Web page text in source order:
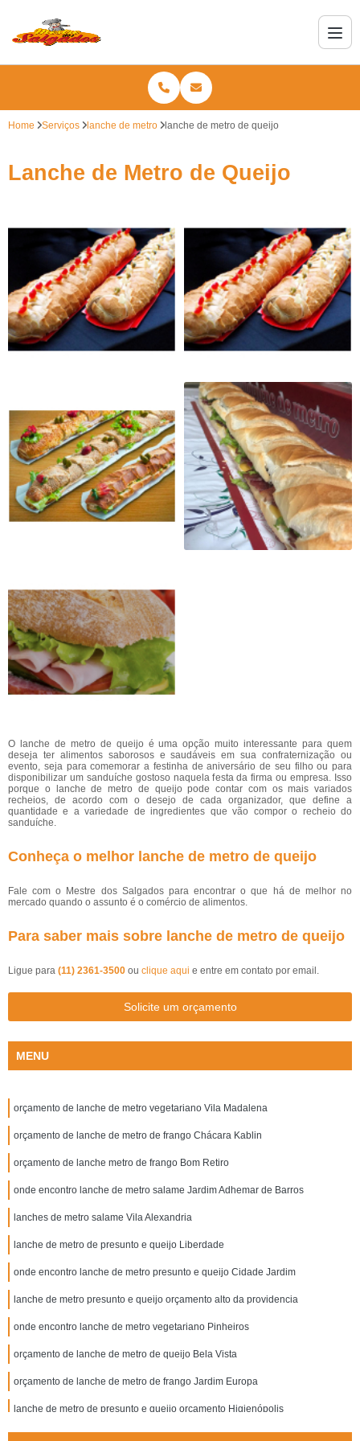
Home Serviços lanche de metro lanche de metro de queijo
Lanche de Metro de Queijo
O lanche de metro de queijo é uma opção muito interessante para quem
deseja ter alimentos saborosos e saudáveis em sua confraternização ou
evento, seja para comemorar a festinha de aniversário de seu filho ou para
disponibilizar um sanduíche gostoso naquela festa da firma ou empresa. Isso
porque o lanche de metro de queijo pode contar com os mais variados
recheios, de acordo com o desejo de cada organizador, que define a
quantidade e a variedade de ingredientes que vão compor o recheio do
sanduíche.
Conheça o melhor lanche de metro de queijo
Fale com o Mestre dos Salgados para encontrar o que há de melhor no
mercado quando o assunto é o comércio de alimentos.
Para saber mais sobre lanche de metro de queijo
Ligue para (11) 2361-3500 ou clique aqui e entre em contato por email.
Solicite um orçamento
MENU
orçamento de lanche de metro vegetariano Vila Madalena
orçamento de lanche de metro de frango Chácara Kablin
orçamento de lanche metro de frango Bom Retiro
onde encontro lanche de metro salame Jardim Adhemar de Barros
lanches de metro salame Vila Alexandria
lanche de metro de presunto e queijo Liberdade
onde encontro lanche de metro presunto e queijo Cidade Jardim
lanche de metro presunto e queijo orçamento alto da providencia
onde encontro lanche de metro vegetariano Pinheiros
orçamento de lanche de metro de queijo Bela Vista
orçamento de lanche de metro de frango Jardim Europa
lanche de metro de presunto e queijo orçamento Higienópolis